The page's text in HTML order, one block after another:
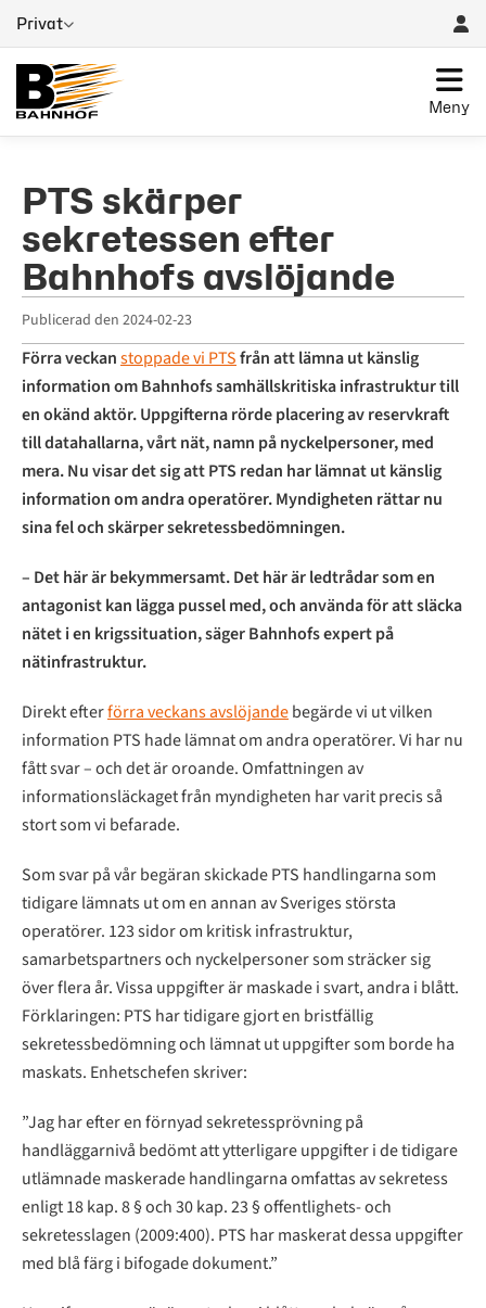
Privat
Meny
PTS skärper
sekretessen efter
Bahnhofs avslöjande
Publicerad den 2024-02-23
Förra veckanstoppade vi PTSfrån att lämna ut känslig
information om Bahnhofs samhällskritiska infrastruktur till
en okänd aktör. Uppgifterna rörde placering av reservkraft
till datahallarna, vårt nät, namn på nyckelpersoner, med
mera. Nu visar det sig att PTS redan har lämnat ut känslig
information om andra operatörer. Myndigheten rättar nu
sina fel och skärper sekretessbedömningen.
– Det här är bekymmersamt. Det här är ledtrådar som en
antagonist kan lägga pussel med, och använda för att släcka
nätet i en krigssituation, säger Bahnhofs expert på
nätinfrastruktur.
Direkt efterförra veckans avslöjandebegärde vi ut vilken
information PTS hade lämnat om andra operatörer. Vi har nu
fått svar – och det är oroande. Omfattningen av
informationsläckaget från myndigheten har varit precis så
stort som vi befarade.
Som svar på vår begäran skickade PTS handlingarna som
tidigare lämnats ut om en annan av Sveriges största
operatörer. 123 sidor om kritisk infrastruktur,
samarbetspartners och nyckelpersoner som sträcker sig
över flera år. Vissa uppgifter är maskade i svart, andra i blått.
Förklaringen: PTS har tidigare gjort en bristfällig
sekretessbedömning och lämnat ut uppgifter som borde ha
maskats. Enhetschefen skriver:
”Jag har efter en förnyad sekretessprövning på
handläggarnivå bedömt att ytterligare uppgifter i de tidigare
utlämnade maskerade handlingarna omfattas av sekretess
enligt 18 kap. 8 § och 30 kap. 23 § offentlighets- och
sekretesslagen (2009:400). PTS har maskerat dessa uppgifter
med blå färg i bifogade dokument.”